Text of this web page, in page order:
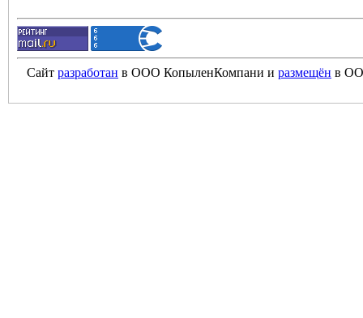
Сайт разработан в ООО КопыленКомпани и размещён в